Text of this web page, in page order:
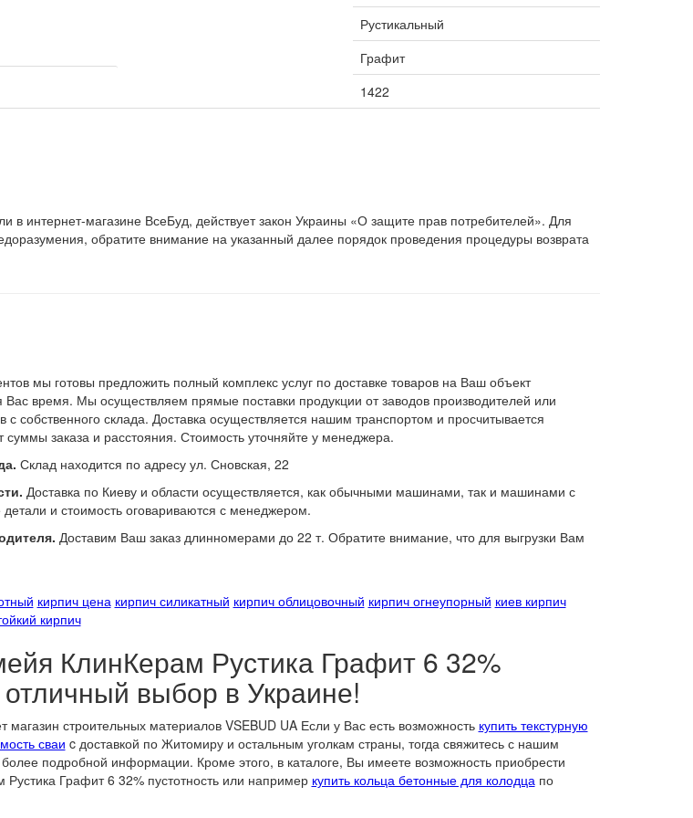
Рустикальный
Графит
1422
в интернет-магазине ВсеБуд, действует закон Украины «О защите прав потребителей». Для
обратите внимание на указанный далее порядок проведения процедуры возврата
мы готовы предложить полный комплекс услуг по доставке товаров на Ваш объект
Вас время. Мы осуществляем прямые поставки продукции от заводов производителей или
с собственного склада. Доставка осуществляется нашим транспортом и просчитывается
суммы заказа и расстояния. Стоимость уточняйте у менеджера.
Склад находится по адресу ул. Сновская, 22
Доставка по Киеву и области осуществляется, как обычными машинами, так и машинами с
и стоимость оговариваются с менеджером.
Доставим Ваш заказ длинномерами до 22 т. Обратите внимание, что для выгрузки Вам
кирпич цена кирпич силикатный кирпич облицовочный кирпич огнеупорный киев кирпич
кирпич
КлинКерам Рустика Графит 6 32%
отличный выбор в Украине!
магазин строительных материалов VSEBUD UA Если у Вас есть возможность купить текстурную
сваи c доставкой по Житомиру и остальным уголкам страны, тогда свяжитесь с нашим
подробной информации. Кроме этого, в каталоге, Вы имеете возможность приобрести
Графит 6 32% пустотность или например купить кольца бетонные для колодцапо